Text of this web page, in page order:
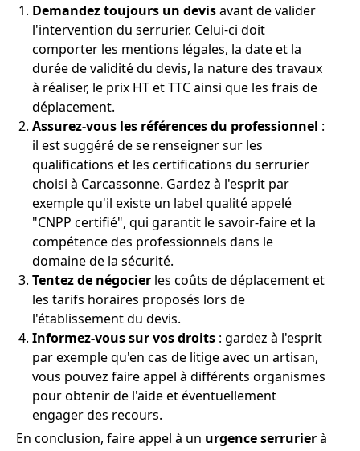
Demandez toujours un devisavant de valider
l'intervention du serrurier. Celui-ci doit
comporter les mentions légales, la date et la
durée de validité du devis, la nature des travaux
à réaliser, le prix HT et TTC ainsi que les frais de
déplacement.
Assurez-vous les références du professionnel :
il est suggéré de se renseigner sur les
qualifications et les certifications du serrurier
choisi à Carcassonne. Gardez à l'esprit par
exemple qu'il existe un label qualité appelé
"CNPP certifié", qui garantit le savoir-faire et la
compétence des professionnels dans le
domaine de la sécurité.
Tentez de négocier les coûts de déplacement et
les tarifs horaires proposés lors de
l'établissement du devis.
Informez-vous sur vos droits : gardez à l'esprit
par exemple qu'en cas de litige avec un artisan,
vous pouvez faire appel à différents organismes
pour obtenir de l'aide et éventuellement
engager des recours.
En conclusion, faire appel à un urgence serrurierà